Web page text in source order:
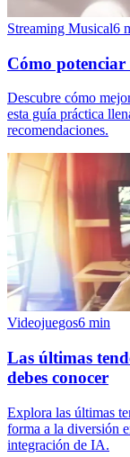
Streaming Musical6
Cómo potenciar
Descubre cómo
esta guía práctica
recomendaciones.
Videojuegos6 min
Las últimas
debes conocer
Explora las últimas
forma a la diversión
integración de IA.